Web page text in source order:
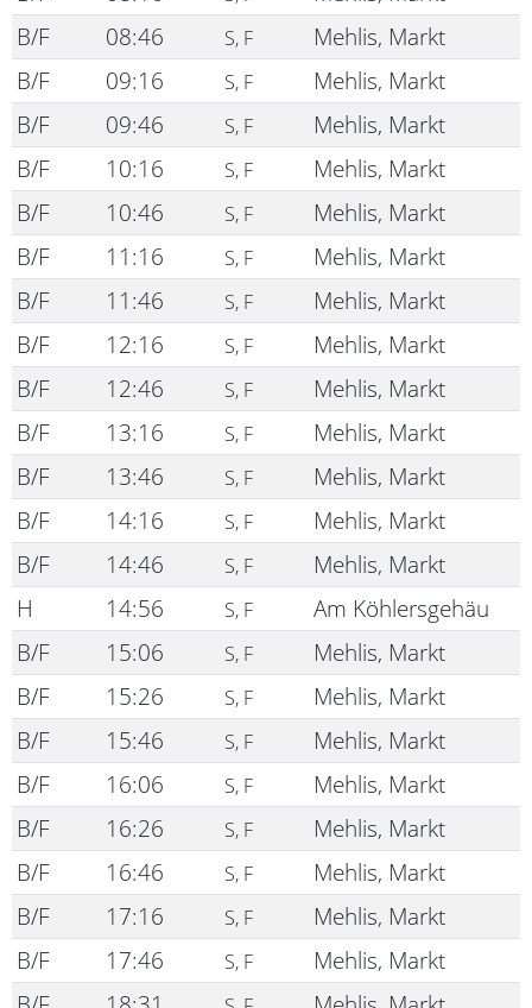
B/F
08:46 S, F
Mehlis, Markt
B/F
09:16 S, F
Mehlis, Markt
B/F
09:46 S, F
Mehlis, Markt
B/F
10:16 S, F
Mehlis, Markt
B/F
10:46 S, F
Mehlis, Markt
B/F
11:16 S, F
Mehlis, Markt
B/F
11:46 S, F
Mehlis, Markt
B/F
12:16 S, F
Mehlis, Markt
B/F
12:46 S, F
Mehlis, Markt
B/F
13:16 S, F
Mehlis, Markt
B/F
13:46 S, F
Mehlis, Markt
B/F
14:16 S, F
Mehlis, Markt
B/F
14:46 S, F
Mehlis, Markt
H
14:56 S, F
Am Köhlersgehäu
B/F
15:06 S, F
Mehlis, Markt
B/F
15:26 S, F
Mehlis, Markt
B/F
15:46 S, F
Mehlis, Markt
B/F
16:06 S, F
Mehlis, Markt
B/F
16:26 S, F
Mehlis, Markt
B/F
16:46 S, F
Mehlis, Markt
B/F
17:16 S, F
Mehlis, Markt
B/F
17:46 S, F
Mehlis, Markt